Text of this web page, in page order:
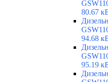
80.67
94.68
95.19